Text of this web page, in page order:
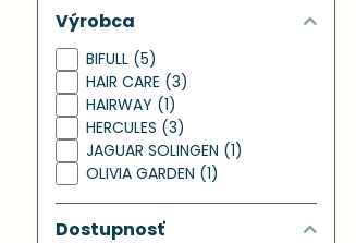
Výrobca
BIFULL (5)
HAIR CARE (3)
HAIRWAY (1)
HERCULES (3)
JAGUAR SOLINGEN (1)
OLIVIA GARDEN (1)
Dostupnosť